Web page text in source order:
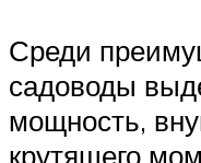
Среди
садоводы
мощность,
крутящего